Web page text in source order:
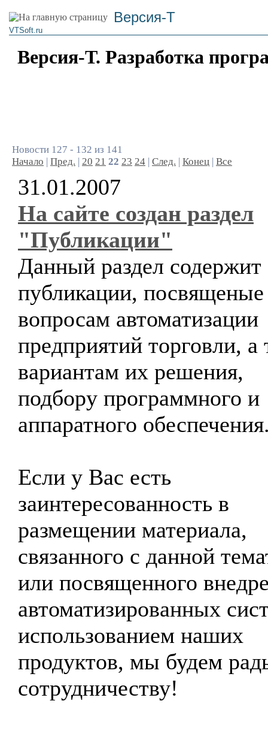
Версия-Т
VTSoft.ru
Версия-Т. Разработка
Новости 127 - 132 из 141
Начало | Пред. | 20 21 22 23 24 | След. | Конец | Все
31.01.2007
На сайте создан раздел
"Публикации"
Данный раздел содержит
публикации, посвященые
вопросам автоматизации
предприятий торговли, а
вариантам их решения,
подбору программного и
аппаратного
Если у Вас есть
заинтересованность в
размещении материала,
связанного с данной
или посвященного
автоматизированных
использованием наших
продуктов, мы будем
сотрудничеству!